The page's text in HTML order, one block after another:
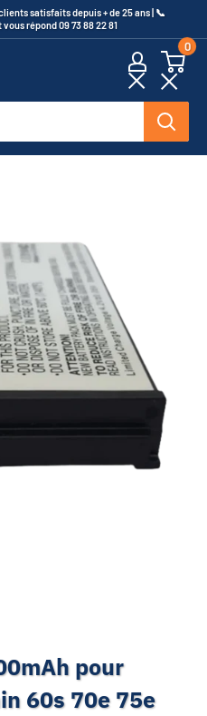
satisfaits depuis + de 25 ans | 📞​
répond 09 73 88 22 81
0
pour
60s 70e 75e